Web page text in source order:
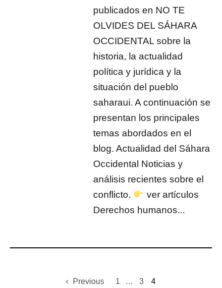
publicados en NO TE
OLVIDES DEL SÁHARA
OCCIDENTAL sobre la
historia, la actualidad
política y jurídica y la
situación del pueblo
saharaui. A continuación se
presentan los principales
temas abordados en el
blog. Actualidad del Sáhara
Occidental Noticias y
análisis recientes sobre el
conflicto.
ver artículos
Derechos humanos...
Previous 1 … 3 4